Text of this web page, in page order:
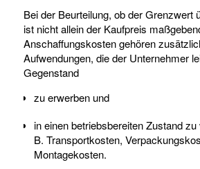
Bei der Beurteilung, ob der Grenzwert
ist nicht allein der Kaufpreis
Anschaffungskosten gehören
Aufwendungen, die der Unternehmer
Gegenstand
zu erwerben und
in einen betriebsbereiten Zustand
B. Transportkosten,
Montagekosten.